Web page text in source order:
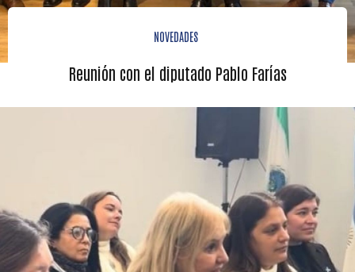
NOVEDADES
Reunión con el diputado Pablo Farías